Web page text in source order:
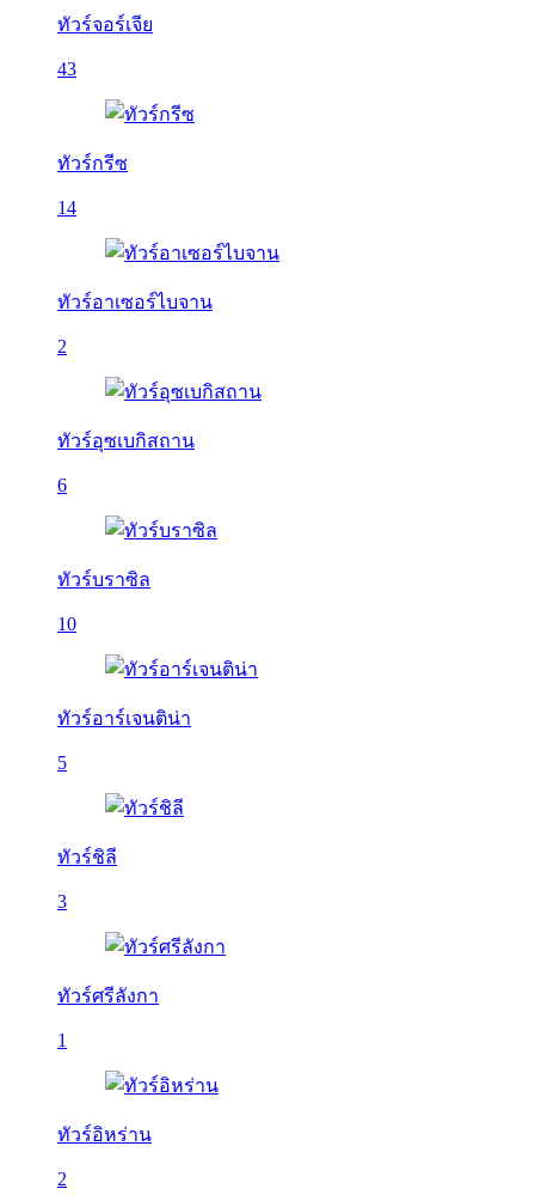
ทัวร์จอร์เจีย
43
ทัวร์กรีซ
14
ทัวร์อาเซอร์ไบจาน
2
ทัวร์อุซเบกิสถาน
6
ทัวร์บราซิล
10
ทัวร์อาร์เจนติน่า
5
ทัวร์ชิลี
3
ทัวร์ศรีลังกา
1
ทัวร์อิหร่าน
2